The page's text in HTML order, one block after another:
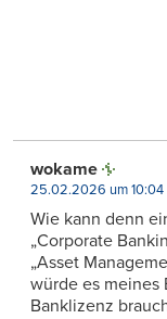
wokame
25.02.2026 um 10:04
Wie kann denn
„Corporate
„Asset
würde es meines
Banklizenz